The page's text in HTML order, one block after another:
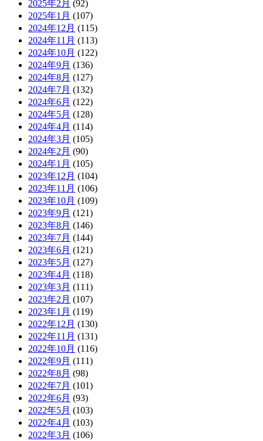
2025年2月 (92)
2025年1月 (107)
2024年12月 (115)
2024年11月 (113)
2024年10月 (122)
2024年9月 (136)
2024年8月 (127)
2024年7月 (132)
2024年6月 (122)
2024年5月 (128)
2024年4月 (114)
2024年3月 (105)
2024年2月 (90)
2024年1月 (105)
2023年12月 (104)
2023年11月 (106)
2023年10月 (109)
2023年9月 (121)
2023年8月 (146)
2023年7月 (144)
2023年6月 (121)
2023年5月 (127)
2023年4月 (118)
2023年3月 (111)
2023年2月 (107)
2023年1月 (119)
2022年12月 (130)
2022年11月 (131)
2022年10月 (116)
2022年9月 (111)
2022年8月 (98)
2022年7月 (101)
2022年6月 (93)
2022年5月 (103)
2022年4月 (103)
2022年3月 (106)